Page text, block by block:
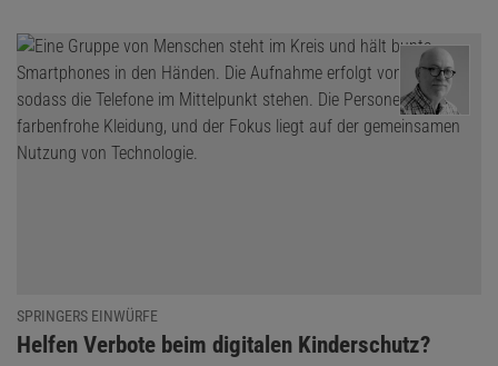
SPRINGERS EINWÜRFE
:
Helfen Verbote beim digitalen Kinderschutz?